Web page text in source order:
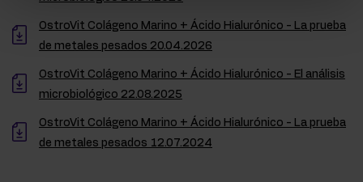
OstroVit Colágeno Marino + Ácido Hialurónico - La prueba
de metales pesados 20.04.2026
OstroVit Colágeno Marino + Ácido Hialurónico - El análisis
microbiológico 22.08.2025
OstroVit Colágeno Marino + Ácido Hialurónico - La prueba
de metales pesados 12.07.2024